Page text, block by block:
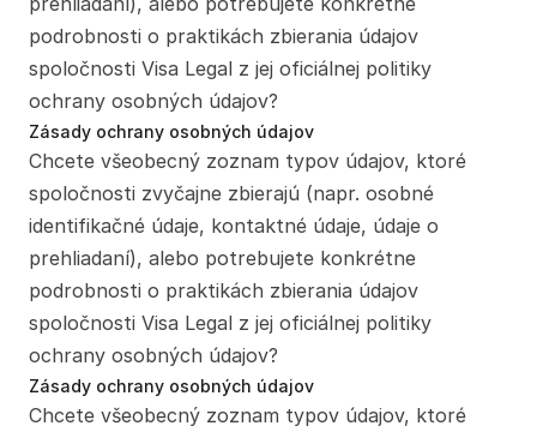
podrobnosti o praktikách zbierania údajov
spoločnosti Visa Legal z jej oficiálnej politiky
ochrany osobných údajov?
Zásady ochrany osobných údajov
Chcete všeobecný zoznam typov údajov, ktoré
spoločnosti zvyčajne zbierajú (napr. osobné
identifikačné údaje, kontaktné údaje, údaje o
prehliadaní), alebo potrebujete konkrétne
podrobnosti o praktikách zbierania údajov
spoločnosti Visa Legal z jej oficiálnej politiky
ochrany osobných údajov?
Zásady ochrany osobných údajov
Chcete všeobecný zoznam typov údajov, ktoré